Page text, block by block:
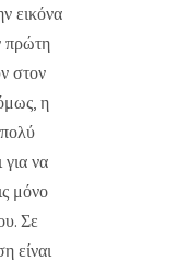
εικόνα
πρώτη
στον
η
να
μόνο
Σε
είναι